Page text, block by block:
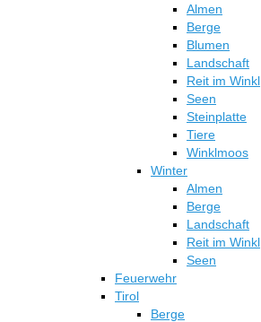
Almen
Berge
Blumen
Landschaft
Reit im Winkl
Seen
Steinplatte
Tiere
Winklmoos
Winter
Almen
Berge
Landschaft
Reit im Winkl
Seen
Feuerwehr
Tirol
Berge